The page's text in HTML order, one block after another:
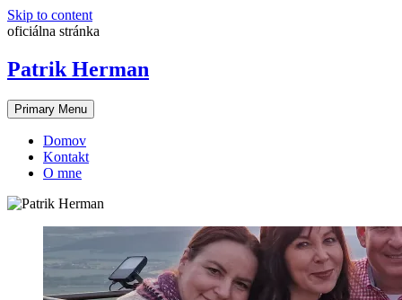
Skip to content
oficiálna stránka
Patrik Herman
Primary Menu
Domov
Kontakt
O mne